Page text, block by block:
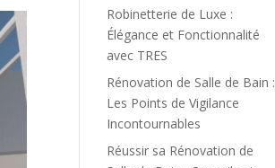
Robinetterie de Luxe :
Élégance et Fonctionnalité
avec TRES
Rénovation de Salle de Bain :
Les Points de Vigilance
Incontournables
Réussir sa Rénovation de